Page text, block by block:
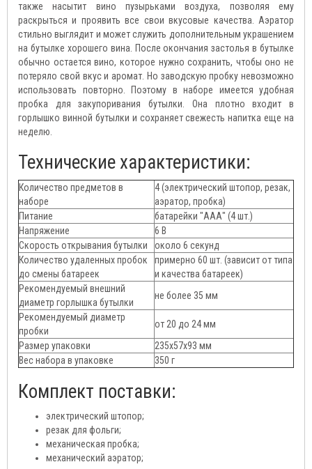
также насытит вино пузырьками воздуха, позволяя ему
раскрыться и проявить все свои вкусовые качества. Аэратор
стильно выглядит и может служить дополнительным украшением
на бутылке хорошего вина. После окончания застолья в бутылке
обычно остается вино, которое нужно сохранить, чтобы оно не
потеряло свой вкус и аромат. Но заводскую пробку невозможно
использовать повторно. Поэтому в наборе имеется удобная
пробка для закупоривания бутылки. Она плотно входит в
горлышко винной бутылки и сохраняет свежесть напитка еще на
неделю.
Технические характеристики:
Количество предметов в
наборе
4 (электрический штопор, резак,
аэратор, пробка)
Питание
батарейки "ААА" (4 шт.)
Напряжение
6 В
Скорость открывания бутылки
около 6 секунд
Количество удаленных пробок
до смены батареек
примерно 60 шт. (зависит от типа
и качества батареек)
Рекомендуемый внешний
диаметр горлышка бутылки
не более 35 мм
Рекомендуемый диаметр
пробки
от 20 до 24 мм
Размер упаковки
235х57х93 мм
Вес набора в упаковке
350 г
Комплект поставки:
электрический штопор;
резак для фольги;
механическая пробка;
механический аэратор;